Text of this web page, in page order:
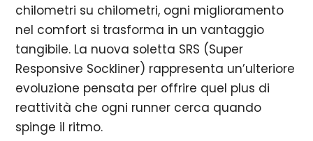
chilometri su chilometri, ogni miglioramento
nel comfort si trasforma in un vantaggio
tangibile. La nuova soletta SRS (Super
Responsive Sockliner) rappresenta un’ulteriore
evoluzione pensata per offrire quel plus di
reattività che ogni runner cerca quando
spinge il ritmo.